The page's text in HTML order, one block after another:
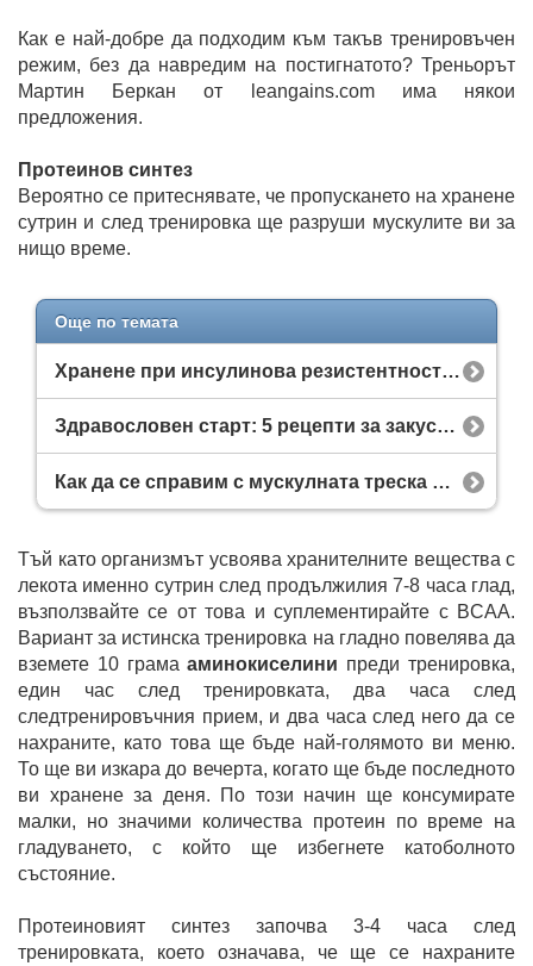
Как е най-добре да подходим към такъв тренировъчен
режим, без да навредим на постигнатото? Треньорът
Мартин Беркан от leangains.com има някои
предложения.
Протеинов синтез
Вероятно се притеснявате, че пропускането на хранене
сутрин и след тренировка ще разруши мускулите ви за
нищо време.
Още по темата
Хранене при инсулинова резистентност: Какви добавки помагат?
Здравословен старт: 5 рецепти за закуска с чиа, овесени ядки и протеин
Как да се справим с мускулната треска бързо и ефективно?
Тъй като организмът усвоява хранителните вещества с
лекота именно сутрин след продължилия 7-8 часа глад,
възползвайте се от това и суплементирайте с BCAA.
Вариант за истинска тренировка на гладно повелява да
вземете 10 грамааминокиселини преди тренировка,
един час след тренировката, два часа след
следтренировъчния прием, и два часа след него да се
нахраните, като това ще бъде най-голямото ви меню.
То ще ви изкара до вечерта, когато ще бъде последното
ви хранене за деня. По този начин ще консумирате
малки, но значими количества протеин по време на
гладуването, с който ще избегнете катоболното
състояние.
Протеиновият синтез започва 3-4 часа след
тренировката, което означава, че ще се нахраните